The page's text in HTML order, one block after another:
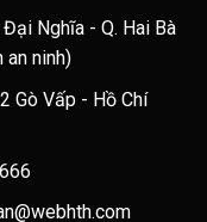
Nghĩa - Q. Hai Bà
an ninh)
Gò Vấp - Hồ Chí